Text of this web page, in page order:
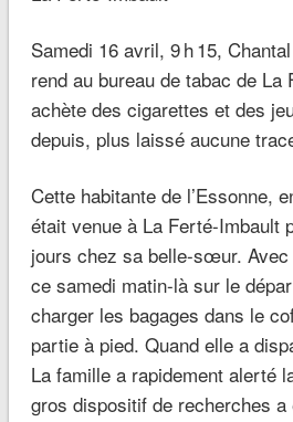
Samedi 16 avril, 9 h 15,
rend au bureau de tabac de
achète des cigarettes et des
depuis, plus laissé aucune
Cette habitante de l’Essonne,
était venue à La Ferté-Imbault
jours chez sa belle-sœur.
ce samedi matin-là sur le
charger les bagages dans le
partie à pied. Quand elle a
La famille a rapidement alerté
gros dispositif de recherches a